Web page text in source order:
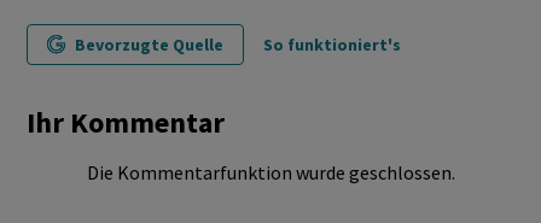
Bevorzugte Quelle So funktioniert's
Ihr Kommentar
Die Kommentarfunktion wurde geschlossen.